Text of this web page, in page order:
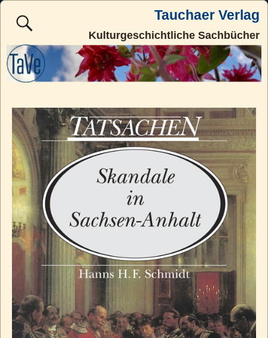
Tauchaer Verlag
Kulturgeschichtliche Sachbücher